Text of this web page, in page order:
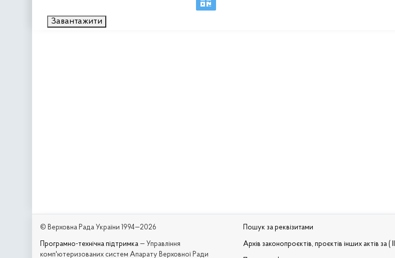
Завантажити
© Верховна Рада України 1994—2026
Програмно-технічна підтримка — Управління
комп'ютеризованих систем Апарату Верховної Ради
Пошук за реквізитами
Архів законопроєктів, проєктів інших актів за (